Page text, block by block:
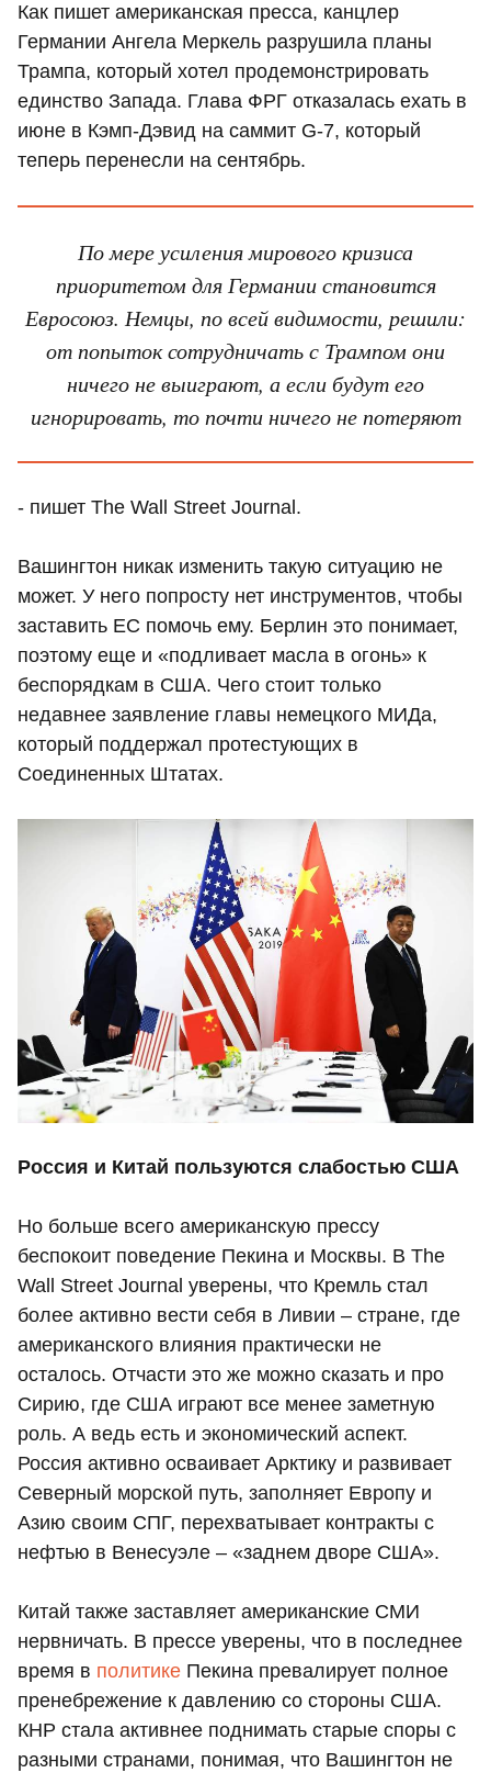
Как пишет американская пресса, канцлер
Германии Ангела Меркель разрушила планы
Трампа, который хотел продемонстрировать
единство Запада. Глава ФРГ отказалась ехать в
июне в Кэмп-Дэвид на саммит G-7, который
теперь перенесли на сентябрь.
По мере усиления мирового кризиса
приоритетом для Германии становится
Евросоюз. Немцы, по всей видимости, решили:
от попыток сотрудничать с Трампом они
ничего не выиграют, а если будут его
игнорировать, то почти ничего не потеряют
- пишет The Wall Street Journal.
Вашингтон никак изменить такую ситуацию не
может. У него попросту нет инструментов, чтобы
заставить ЕС помочь ему. Берлин это понимает,
поэтому еще и «подливает масла в огонь» к
беспорядкам в США. Чего стоит только
недавнее заявление главы немецкого МИДа,
который поддержал протестующих в
Соединенных Штатах.
Россия и Китай пользуются слабостью США
Но больше всего американскую прессу
беспокоит поведение Пекина и Москвы. В The
Wall Street Journal уверены, что Кремль стал
более активно вести себя в Ливии – стране, где
американского влияния практически не
осталось. Отчасти это же можно сказать и про
Сирию, где США играют все менее заметную
роль. А ведь есть и экономический аспект.
Россия активно осваивает Арктику и развивает
Северный морской путь, заполняет Европу и
Азию своим СПГ, перехватывает контракты с
нефтью в Венесуэле – «заднем дворе США».
Китай также заставляет американские СМИ
нервничать. В прессе уверены, что в последнее
время в политике Пекина превалирует полное
пренебрежение к давлению со стороны США.
КНР стала активнее поднимать старые споры с
разными странами, понимая, что Вашингтон не